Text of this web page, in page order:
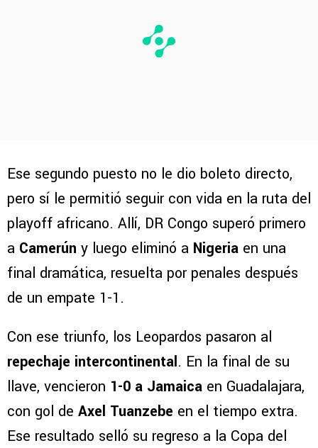
Ese segundo puesto no le dio boleto directo,
pero sí le permitió seguir con vida en la ruta del
playoff africano. Allí, DR Congo superó primero
a Camerún y luego eliminó a Nigeria en una
final dramática, resuelta por penales después
de un empate 1-1.
Con ese triunfo, los Leopardos pasaron al
repechaje intercontinental. En la final de su
llave, vencieron 1-0 a Jamaica en Guadalajara,
con gol de Axel Tuanzebe en el tiempo extra.
Ese resultado selló su regreso a la Copa del